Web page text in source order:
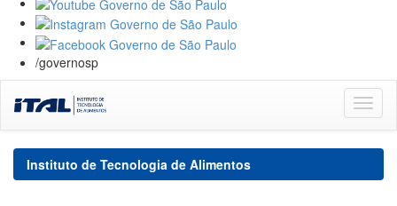
/governosp
navigation
Instituto de Tecnologia de Alimentos